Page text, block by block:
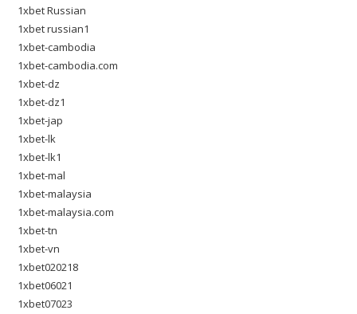
1xbet Russian
1xbet russian1
1xbet-cambodia
1xbet-cambodia.com
1xbet-dz
1xbet-dz1
1xbet-jap
1xbet-lk
1xbet-lk1
1xbet-mal
1xbet-malaysia
1xbet-malaysia.com
1xbet-tn
1xbet-vn
1xbet020218
1xbet06021
1xbet07023